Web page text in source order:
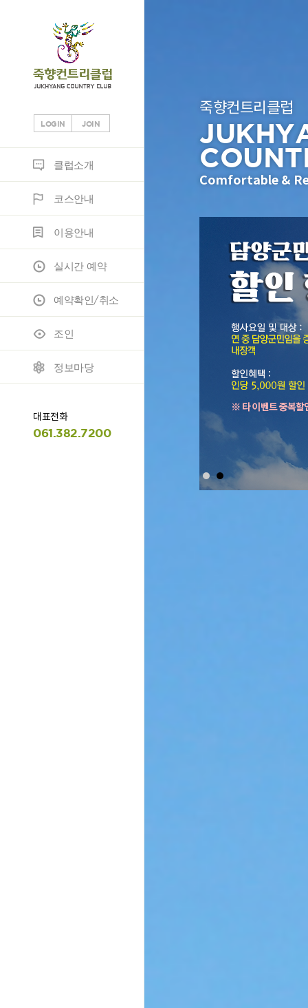
LOGIN JOIN
클럽소개
코스안내
이용안내
실시간 예약
예약확인/취소
조인
정보마당
대표전화
061.382.7200
클럽소개
클럽소개
부대시설
오시는 길
코스안내
코스소개
코스공략도
스코어카드
이용안내
이용안내
노캐디이용안내
예약안내
위약규정
모바일 이용안내
실시간 예약
예약확인/취소
조인
조인게시판
JH조인
정보마당
공지사항
고객게시판
포토갤러리
자료실
명예의 전당
죽향컨트리클럽
Comfortable &